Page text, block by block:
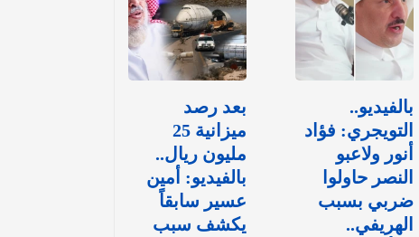
بالفيديو..
التويجري: فؤاد
أنور ولاعبو
النصر حاولوا
ضربي بسبب
الهريفي..
بعد رصد
ميزانية 25
مليون ريال..
بالفيديو: أمين
عسير سابقاً
يكشف سبب